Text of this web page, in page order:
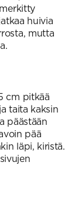
huivia
mutta
cm pitkää
taita kaksin
päästään
pää
läpi, kiristä.